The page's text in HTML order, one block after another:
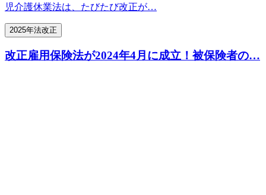
児介護休業法は、たびたび改正が…
2025年法改正
改正雇用保険法が2024年4月に成立！被保険者の…